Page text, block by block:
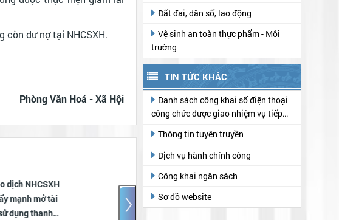
dư nợ tại NHCSXH.
Phòng Văn Hoá - Xã Hội
Phường 3 Bảo Lộc: Nâng
cao hiệu quả tín dụng
chính sách, góp phần bảo
Ngân hàng CSXH Bảo Lộc:
Lan tỏa mạnh mẽ ý nghĩa
Đất đai, dân số, lao động
Vệ sinh an toàn thực phẩm - Môi
trường
TIN TỨC KHÁC
công chức được giao nhiệm vụ tiếp
chính tại Trung tâm Phục vụ hành
chính công
Thông tin tuyên truyền
Dịch vụ hành chính công
Công khai ngân sách
Sơ đồ website